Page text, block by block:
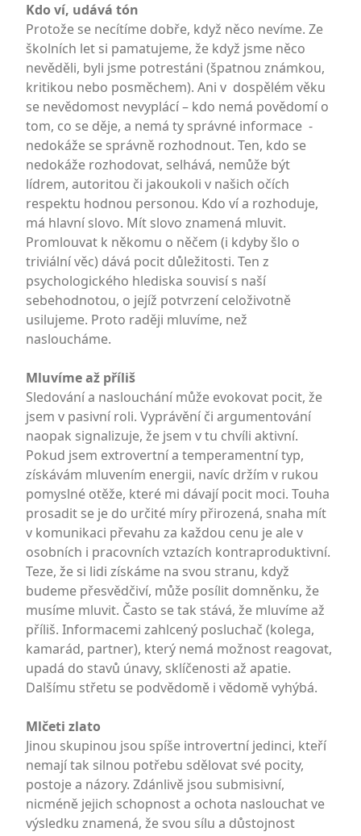
Kdo ví, udává tón
Protože se necítíme dobře, když něco nevíme. Ze
školních let si pamatujeme, že když jsme něco
nevěděli, byli jsme potrestáni (špatnou známkou,
kritikou nebo posměchem). Ani v dospělém věku
se nevědomost nevyplácí – kdo nemá povědomí o
tom, co se děje, a nemá ty správné informace -
nedokáže se správně rozhodnout. Ten, kdo se
nedokáže rozhodovat, selhává, nemůže být
lídrem, autoritou či jakoukoli v našich očích
respektu hodnou personou. Kdo ví a rozhoduje,
má hlavní slovo. Mít slovo znamená mluvit.
Promlouvat k někomu o něčem (i kdyby šlo o
triviální věc) dává pocit důležitosti. Ten z
psychologického hlediska souvisí s naší
sebehodnotou, o jejíž potvrzení celoživotně
usilujeme. Proto raději mluvíme, než
nasloucháme.
Mluvíme až příliš
Sledování a naslouchání může evokovat pocit, že
jsem v pasivní roli. Vyprávění či argumentování
naopak signalizuje, že jsem v tu chvíli aktivní.
Pokud jsem extrovertní a temperamentní typ,
získávám mluvením energii, navíc držím v rukou
pomyslné otěže, které mi dávají pocit moci. Touha
prosadit se je do určité míry přirozená, snaha mít
v komunikaci převahu za každou cenu je ale v
osobních i pracovních vztazích kontraproduktivní.
Teze, že si lidi získáme na svou stranu, když
budeme přesvědčiví, může posílit domněnku, že
musíme mluvit. Často se tak stává, že mluvíme až
příliš. Informacemi zahlcený posluchač (kolega,
kamarád, partner), který nemá možnost reagovat,
upadá do stavů únavy, sklíčenosti až apatie.
Dalšímu střetu se podvědomě i vědomě vyhýbá.
Mlčeti zlato
Jinou skupinou jsou spíše introvertní jedinci, kteří
nemají tak silnou potřebu sdělovat své pocity,
postoje a názory. Zdánlivě jsou submisivní,
nicméně jejich schopnost a ochota naslouchat ve
výsledku znamená, že svou sílu a důstojnost